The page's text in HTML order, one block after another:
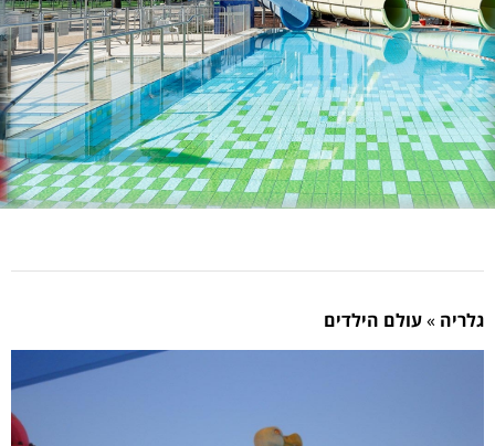
גלריה »עולם הילדים